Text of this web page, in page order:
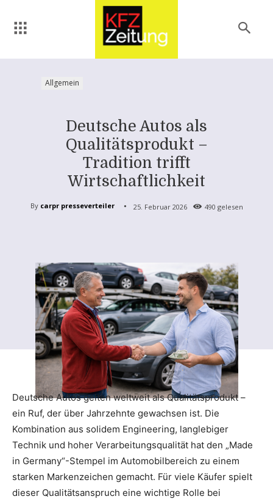
Allgemein
Deutsche Autos als
Qualitätsprodukt –
Tradition trifft
Wirtschaftlichkeit
By carpr presseverteiler 25. Februar 2026 490 gelesen
Deutsche Autos gelten weltweit als Qualitätsprodukt –
ein Ruf, der über Jahrzehnte gewachsen ist. Die
Kombination aus solidem Engineering, langlebiger
Technik und hoher Verarbeitungsqualität hat den „Made
in Germany“-Stempel im Automobilbereich zu einem
starken Markenzeichen gemacht. Für viele Käufer spielt
dieser Qualitätsanspruch eine wichtige Rolle bei